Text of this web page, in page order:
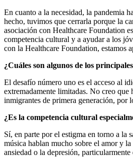
En cuanto a la necesidad, la pandemia
hecho, tuvimos que cerrarla porque la
asociación con Healthcare Foundation
competencia cultural y a ayudar a los
con la Healthcare Foundation, estamos
¿Cuáles son algunos de los
El desafío número uno es el acceso al
extremadamente limitadas. No creo
inmigrantes de primera generación, por
¿Es la competencia cultural
Sí, en parte por el estigma en torno a la
música hablan mucho sobre el amor y
ansiedad o la depresión,